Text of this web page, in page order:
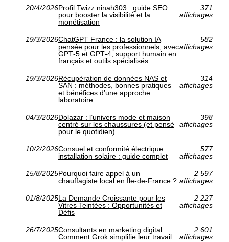
20/4/2026Profil Twizz ninah303 : guide SEO
pour booster la visibilité et la
monétisation
371
affichages
19/3/2026ChatGPT France : la solution IA
pensée pour les professionnels, avec
GPT‑5 et GPT‑4, support humain en
français et outils spécialisés
582
affichages
19/3/2026Récupération de données NAS et
SAN : méthodes, bonnes pratiques
et bénéfices d’une approche
laboratoire
314
affichages
04/3/2026Dolazar : l’univers mode et maison
centré sur les chaussures (et pensé
pour le quotidien)
398
affichages
10/2/2026Consuel et conformité électrique
installation solaire : guide complet
577
affichages
15/8/2025Pourquoi faire appel à un
chauffagiste local en Île-de-France ?
2 597
affichages
01/8/2025La Demande Croissante pour les
Vitres Teintées : Opportunités et
Défis
2 227
affichages
26/7/2025Consultants en marketing digital :
Comment Grok simplifie leur travail
2 601
affichages